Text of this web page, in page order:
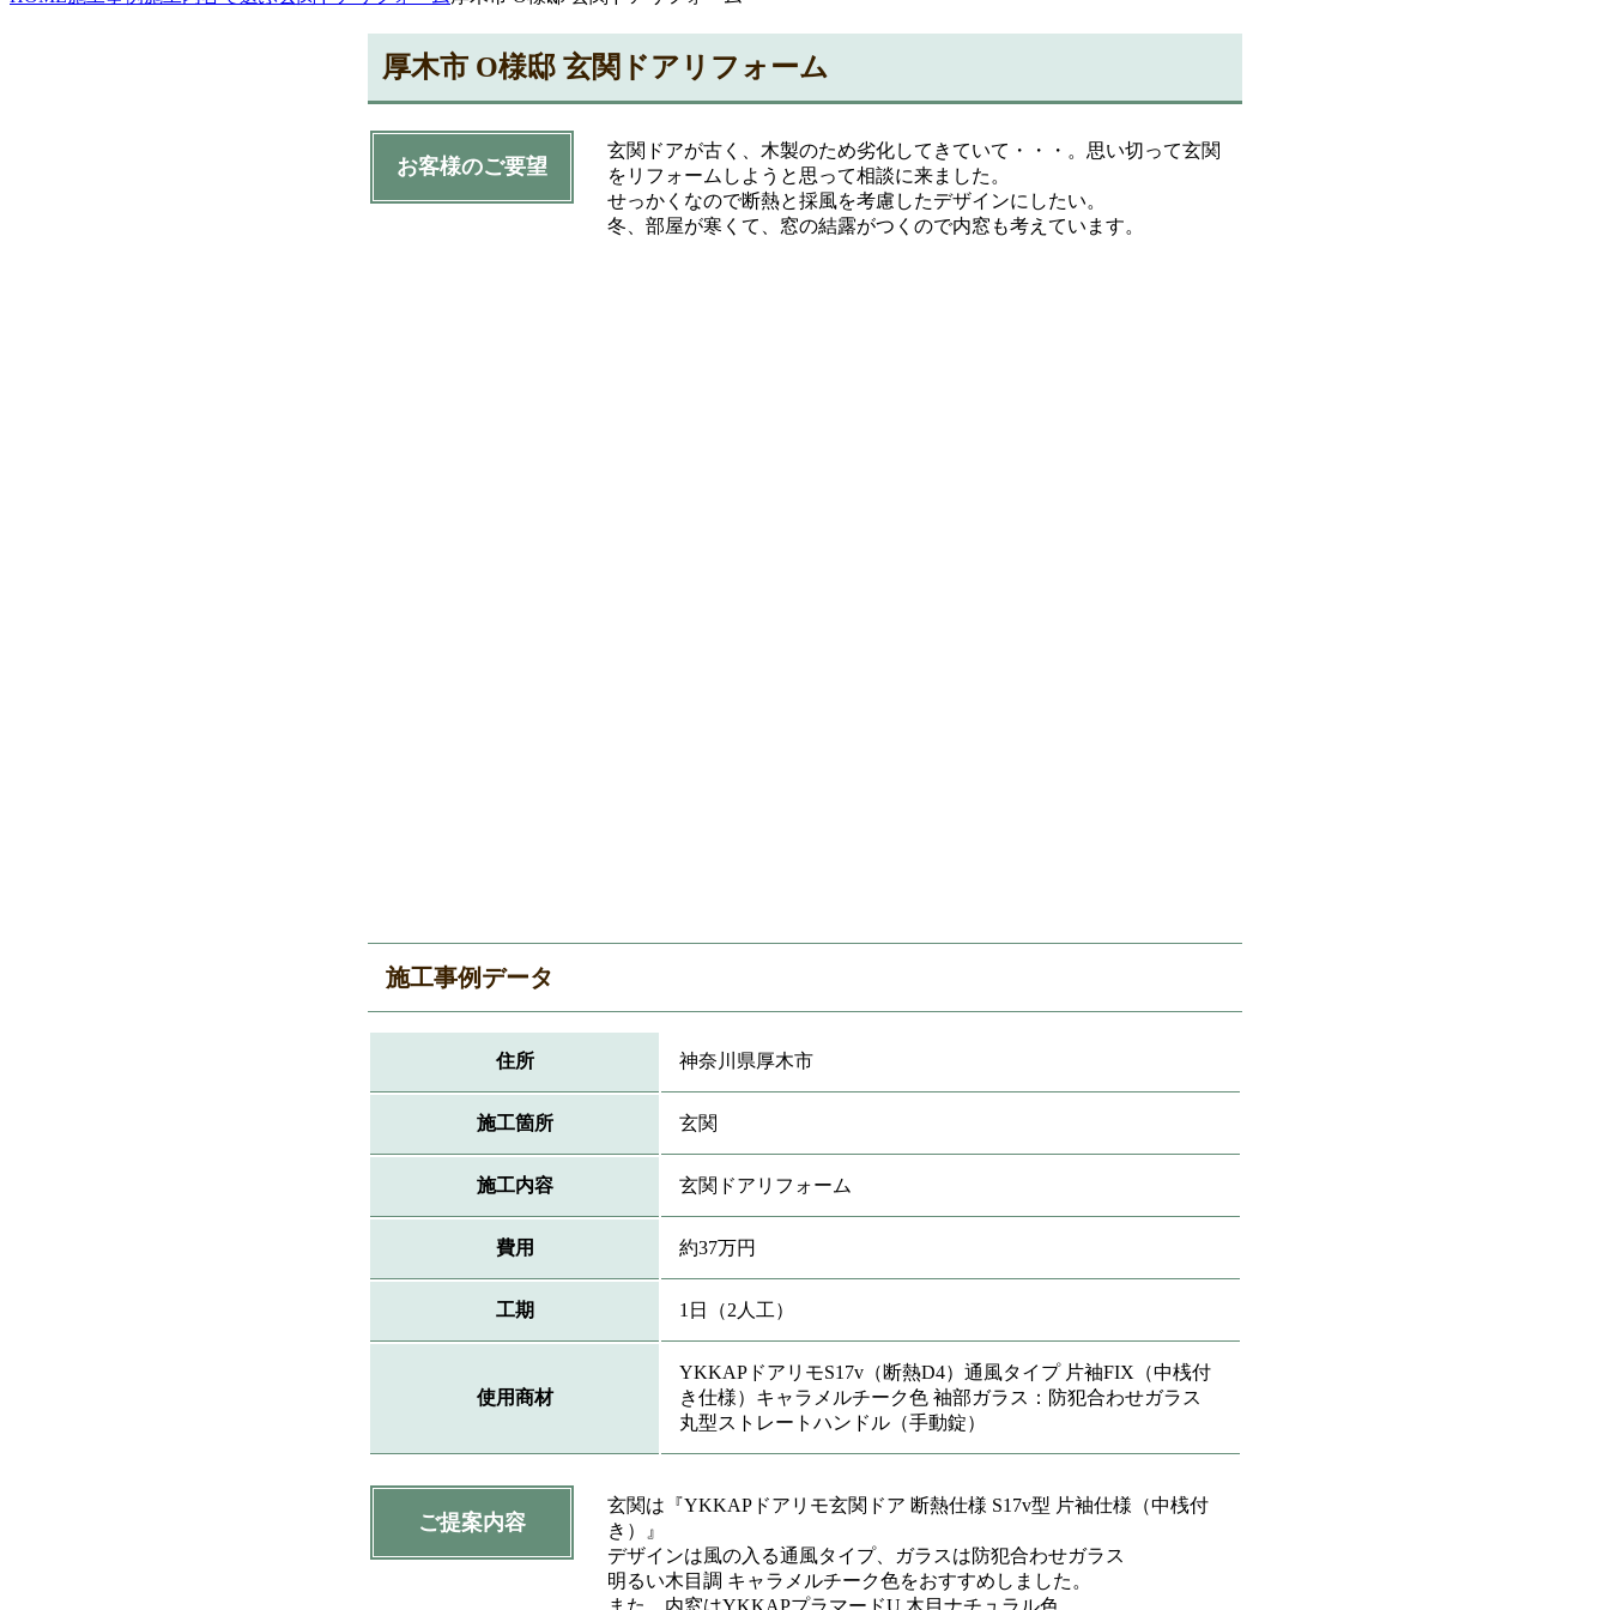
厚木市 O様邸 玄関ドアリフォーム
お客様のご要望
玄関ドアが古く、木製のため劣化してきていて・・・。思い切って玄関
をリフォームしようと思って相談に来ました。
せっかくなので断熱と採風を考慮したデザインにしたい。
冬、部屋が寒くて、窓の結露がつくので内窓も考えています。
施工事例データ
住所 神奈川県厚木市
施工箇所 玄関
施工内容 玄関ドアリフォーム
費用 約37万円
工期 1日（2人工）
使用商材
YKKAPドアリモS17v（断熱D4）通風タイプ 片袖FIX（中桟付
き仕様）キャラメルチーク色 袖部ガラス：防犯合わせガラス
丸型ストレートハンドル（手動錠）
ご提案内容
玄関は『YKKAPドアリモ玄関ドア 断熱仕様 S17v型 片袖仕様（中桟付
き）』
デザインは風の入る通風タイプ、ガラスは防犯合わせガラス
明るい木目調 キャラメルチーク色をおすすめしました。
また、内窓はYKKAPプラマードU 木目ナチュラル色